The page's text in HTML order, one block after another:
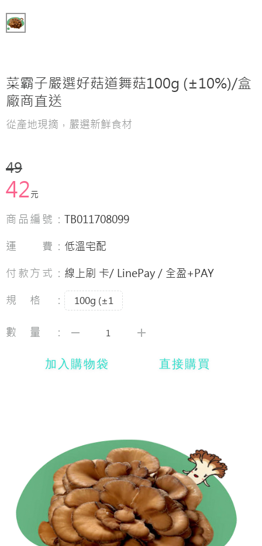
菜霸子嚴選好菇道舞菇100g (±10%)/盒
廠商直送
從產地現摘，嚴選新鮮食材
49
42元
商品編號： TB011708099
運 費： 低溫宅配
付款方式： 線上刷 卡/ LinePay / 全盈+PAY
規格：
100g (±1
數量：
加入購物袋 直接購買